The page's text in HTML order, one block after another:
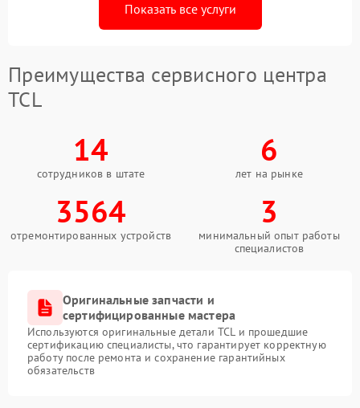
Показать все услуги
Преимущества сервисного центра
TCL
14
сотрудников в штате
6
лет на рынке
3564
отремонтированных устройств
3
минимальный опыт работы
специалистов
Оригинальные запчасти и
сертифицированные мастера
Используются оригинальные детали TCL и прошедшие
сертификацию специалисты, что гарантирует корректную
работу после ремонта и сохранение гарантийных
обязательств